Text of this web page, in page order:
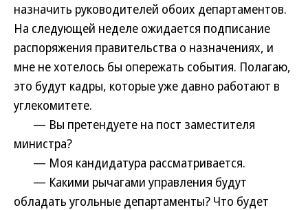
назначить руководителей обоих департаментов.
На следующей неделе ожидается подписание
распоряжения правительства о назначениях, и
мне не хотелось бы опережать события. Полагаю,
это будут кадры, которые уже давно работают в
углекомитете.
— Вы претендуете на пост заместителя
министра?
— Моя кандидатура рассматривается.
— Какими рычагами управления будут
обладать угольные департаменты? Что будет